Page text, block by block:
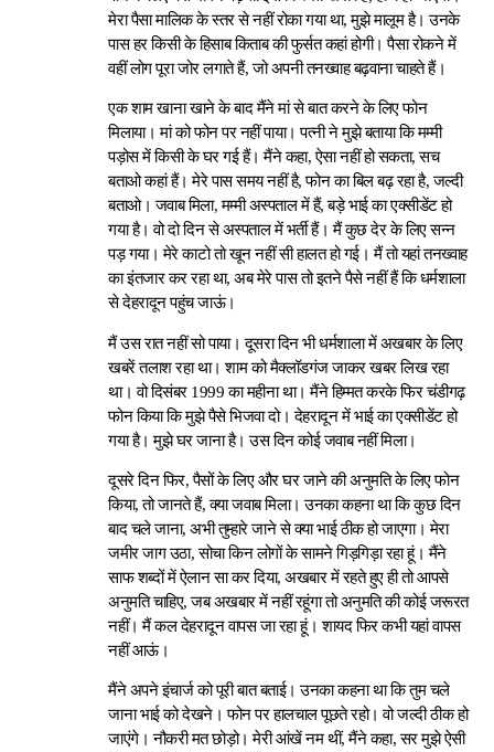
मेरा पैसा मालिक के स्तर से नहीं रोका गया था, मुझे मालूम है। उनके
पास हर किसी के हिसाब किताब की फुर्सत कहां होगी। पैसा रोकने में
वहीं लोग पूरा जोर लगाते हैं, जो अपनी तनख्वाह बढ़वाना चाहते हैं।
एक शाम खाना खाने के बाद मैंने मां से बात करने के लिए फोन
मिलाया। मां को फोन पर नहीं पाया। पत्नी ने मुझे बताया कि मम्मी
पड़ोस में किसी के घर गई हैं। मैंने कहा, ऐसा नहीं हो सकता, सच
बताओ कहां हैं। मेरे पास समय नहीं है, फोन का बिल बढ़ रहा है, जल्दी
बताओ। जवाब मिला, मम्मी अस्पताल में हैं, बड़े भाई का एक्सीडेंट हो
गया है। वो दो दिन से अस्पताल में भर्ती हैं। मैं कुछ देर के लिए सन्न
पड़ गया। मेरे काटो तो खून नहीं सी हालत हो गई। मैं तो यहां तनख्वाह
का इंतजार कर रहा था, अब मेरे पास तो इतने पैसे नहीं हैं कि धर्मशाला
से देहरादून पहुंच जाऊं।
मैं उस रात नहीं सो पाया। दूसरा दिन भी धर्मशाला में अखबार के लिए
खबरें तलाश रहा था। शाम को मैक्लॉडगंज जाकर खबर लिख रहा
था। वो दिसंबर 1999 का महीना था। मैंने हिम्मत करके फिर चंडीगढ़
फोन किया कि मुझे पैसे भिजवा दो। देहरादून में भाई का एक्सीडेंट हो
गया है। मुझे घर जाना है। उस दिन कोई जवाब नहीं मिला।
दूसरे दिन फिर, पैसों के लिए और घर जाने की अनुमति के लिए फोन
किया, तो जानते हैं, क्या जवाब मिला। उनका कहना था कि कुछ दिन
बाद चले जाना, अभी तुम्हारे जाने से क्या भाई ठीक हो जाएगा। मेरा
जमीर जाग उठा, सोचा किन लोगों के सामने गिड़गिड़ा रहा हूं। मैंने
साफ शब्दों में ऐलान सा कर दिया, अखबार में रहते हुए ही तो आपसे
अनुमति चाहिए, जब अखबार में नहीं रहूंगा तो अनुमति की कोई जरूरत
नहीं। मैं कल देहरादून वापस जा रहा हूं। शायद फिर कभी यहां वापस
नहीं आऊं।
मैंने अपने इंचार्ज को पूरी बात बताई। उनका कहना था कि तुम चले
जाना भाई को देखने। फोन पर हालचाल पूछते रहो। वो जल्दी ठीक हो
जाएंगे। नौकरी मत छोड़ो। मेरी आंखें नम थीं, मैंने कहा, सर मुझे ऐसी